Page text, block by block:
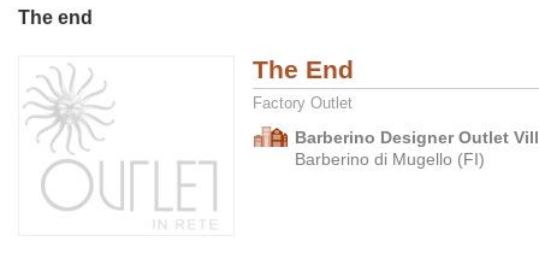
The end
The End
Factory Outlet
Barberino Designer Outlet
Barberino di Mugello (FI)